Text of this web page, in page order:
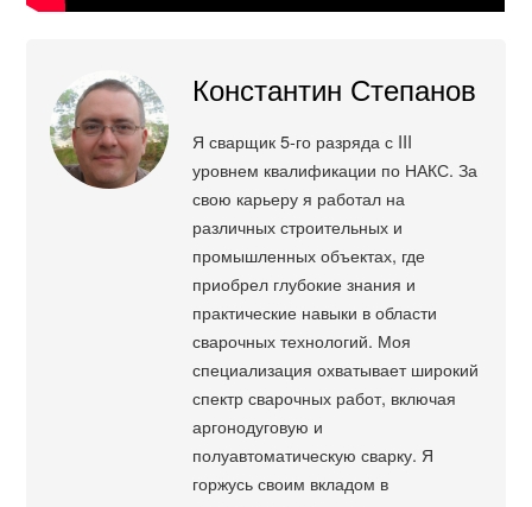
Константин Степанов
Я сварщик 5-го разряда с III
уровнем квалификации по НАКС. За
свою карьеру я работал на
различных строительных и
промышленных объектах, где
приобрел глубокие знания и
практические навыки в области
сварочных технологий. Моя
специализация охватывает широкий
спектр сварочных работ, включая
аргонодуговую и
полуавтоматическую сварку. Я
горжусь своим вкладом в